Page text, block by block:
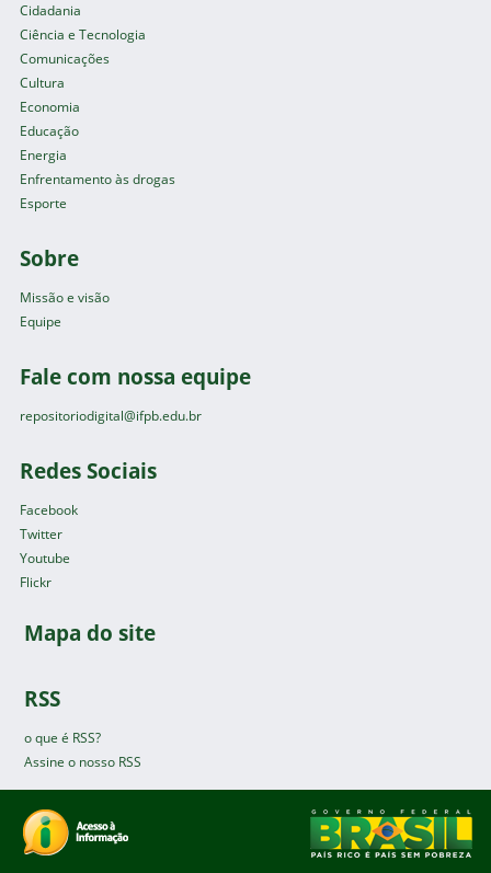
Cidadania
Ciência e Tecnologia
Comunicações
Cultura
Economia
Educação
Energia
Enfrentamento às drogas
Esporte
Sobre
Missão e visão
Equipe
Fale com nossa equipe
repositoriodigital@ifpb.edu.br
Redes Sociais
Facebook
Twitter
Youtube
Flickr
Mapa do site
RSS
o que é RSS?
Assine o nosso RSS